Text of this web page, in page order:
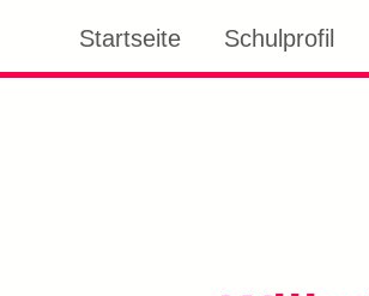
Startseite Schulprofil